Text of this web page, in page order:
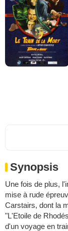
Synopsis
Une fois de plus,
mise à rude
Carstairs, dont la
"L'Etoile de
d'un voyage en